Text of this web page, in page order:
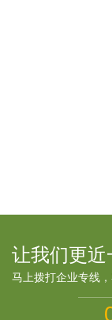
让我们更近
马上拨打企业专线